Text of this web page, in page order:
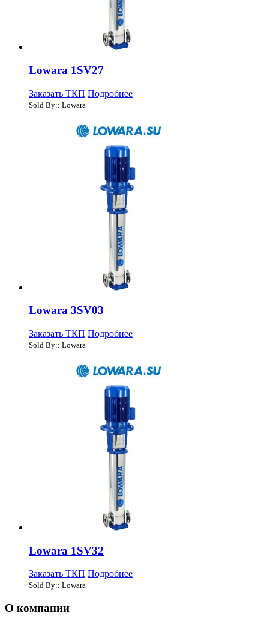
Lowara 1SV27
Заказать ТКП Подробнее
Sold By:: Lowara
Lowara 3SV03
Заказать ТКП Подробнее
Sold By:: Lowara
Lowara 1SV32
Заказать ТКП Подробнее
Sold By:: Lowara
О компании